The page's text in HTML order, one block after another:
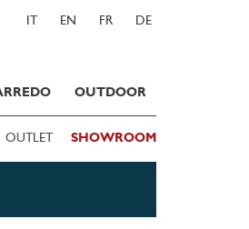
IT EN FR DE
OUTDOOR
OUTLET SHOWROOM